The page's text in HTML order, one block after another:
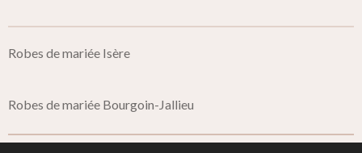
Robes de mariée Isère
Robes de mariée Bourgoin-Jallieu